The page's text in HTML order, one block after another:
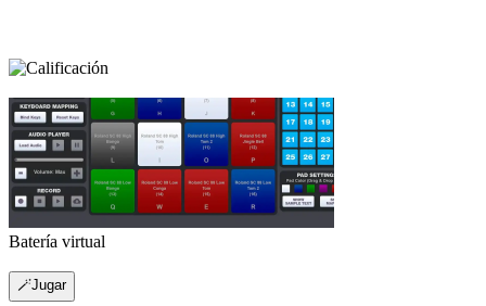
Batería virtual
🪄Jugar